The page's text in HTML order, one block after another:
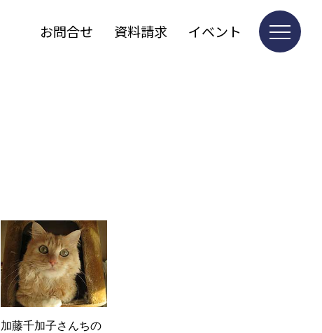
お問合せ 資料請求 イベント
加藤千加子さんちの